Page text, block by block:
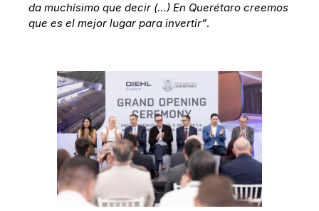
da muchísimo que decir (…) En Querétaro creemos
que es el mejor lugar para invertir”.